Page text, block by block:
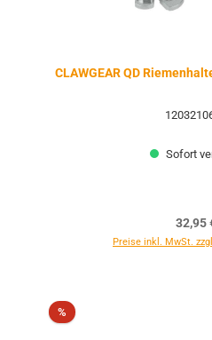
CLAWGEAR QD
Sofort
32,95
Preise inkl. MwSt.
%Rabatt